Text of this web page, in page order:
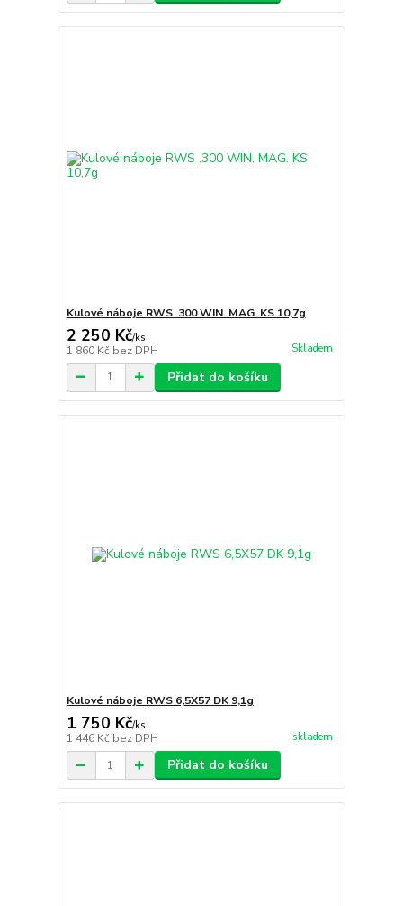
Kulové náboje RWS .300 WIN. MAG. KS 10,7g
2 250 Kč/ks
1 860 Kč bez DPH Skladem
Přidat do košíku
Kulové náboje RWS 6,5X57 DK 9,1g
1 750 Kč/ks
1 446 Kč bez DPH skladem
Přidat do košíku